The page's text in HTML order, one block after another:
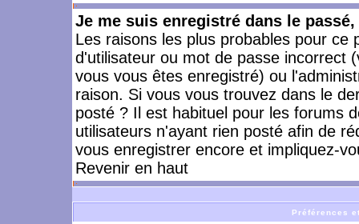
Je me suis enregistré dans le
Les raisons les plus probables pour
d'utilisateur ou mot de passe incorrect
vous vous êtes enregistré) ou
raison. Si vous vous trouvez dans le
posté ? Il est habituel pour les forums
utilisateurs n'ayant rien posté afin de
vous enregistrer encore et impliquez-
Revenir en haut
Préférences